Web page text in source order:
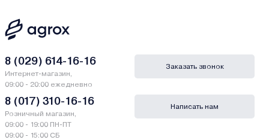
8 (029) 614-16-16
Интернет-магазин,
09:00 - 20:00 ежедневно
8 (017) 310-16-16
Розничный магазин,
09:00 - 19:00 ПН-ПТ
09:00 - 15:00 СБ
Заказать звонок
Написать нам